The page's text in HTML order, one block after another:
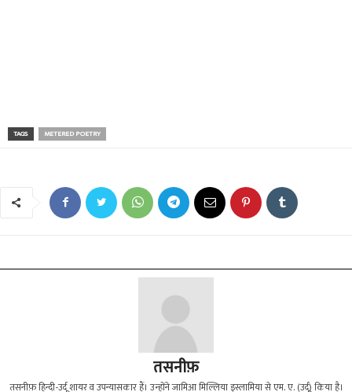
TAGS METERED POETRY
तसनीफ़
तसनीफ़ हिन्दी-उर्दू शायर व उपन्यासकार हैं। उन्होंने जामिआ मिल्लिया इस्लामिया से एम. ए. (उर्दू) किया है।